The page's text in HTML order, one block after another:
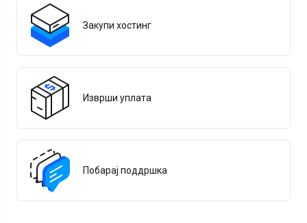
Закупи хостинг
Изврши уплата
Побарај поддршка